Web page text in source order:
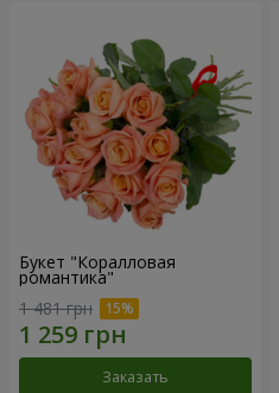
Букет "Коралловая
романтика"
1 481 грн
Заказать